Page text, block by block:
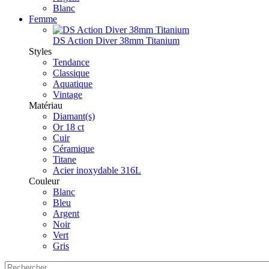
Blanc
Femme
DS Action Diver 38mm Titanium
Styles
Tendance
Classique
Aquatique
Vintage
Matériau
Diamant(s)
Or 18 ct
Cuir
Céramique
Titane
Acier inoxydable 316L
Couleur
Blanc
Bleu
Argent
Noir
Vert
Gris